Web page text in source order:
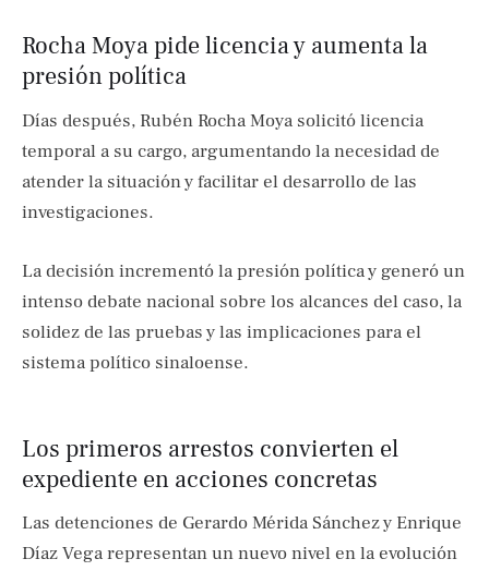
Rocha Moya pide licencia y aumenta la
presión política
Días después, Rubén Rocha Moya solicitó licencia
temporal a su cargo, argumentando la necesidad de
atender la situación y facilitar el desarrollo de las
investigaciones.
La decisión incrementó la presión política y generó un
intenso debate nacional sobre los alcances del caso, la
solidez de las pruebas y las implicaciones para el
sistema político sinaloense.
Los primeros arrestos convierten el
expediente en acciones concretas
Las detenciones de Gerardo Mérida Sánchez y Enrique
Díaz Vega representan un nuevo nivel en la evolución